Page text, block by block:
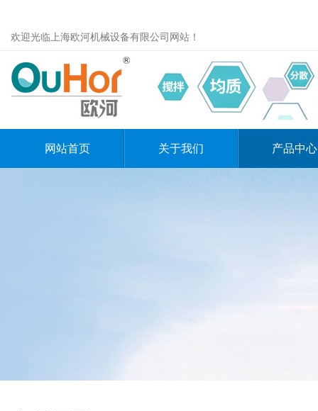
欢迎光临上海欧河机械设备有限公司网站！
网站首页 关于我们 产品中心